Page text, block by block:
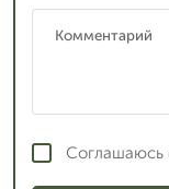
Соглашаюсь